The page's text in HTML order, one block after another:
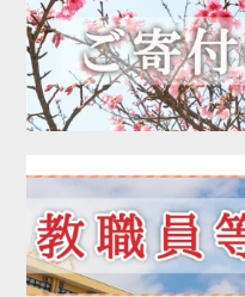
2020年04月
2020年03月
2020年01月
2019年12月
2019年11月
2019年10月
2019年09月
2019年08月